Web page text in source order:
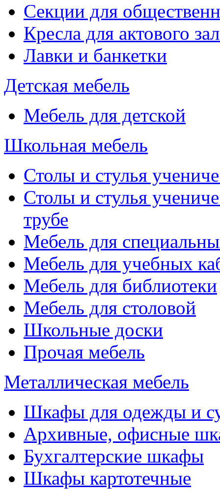
Секции для
Кресла для актового
Лавки и банкетки
Детская мебель
Мебель для детской
Школьная мебель
Столы и стулья
Столы и стулья
трубе
Мебель для
Мебель для учебных
Мебель для библиотеки
Мебель для столовой
Школьные доски
Прочая мебель
Металлическая мебель
Шкафы для одежды и
Архивные, офисные
Бухгалтерские шкафы
Шкафы картотечные